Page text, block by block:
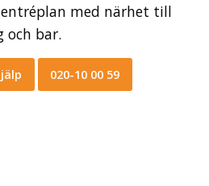
med närhet till
och bar.
020-10 00 59